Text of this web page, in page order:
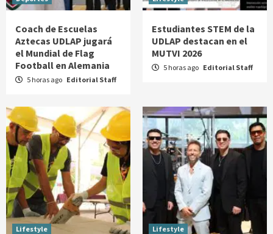
Coach de Escuelas
Aztecas UDLAP jugará
el Mundial de Flag
Football en Alemania
5 horas ago Editorial Staff
Estudiantes STEM de la
UDLAP destacan en el
MUTVI 2026
5 horas ago Editorial Staff
Lifestyle Lifestyle